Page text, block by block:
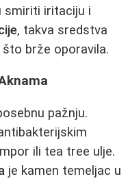
smiriti iritaciju i
, takva sredstva
brže oporavila.
pažnju.
ili tea tree ulje.
je kamen temeljac u